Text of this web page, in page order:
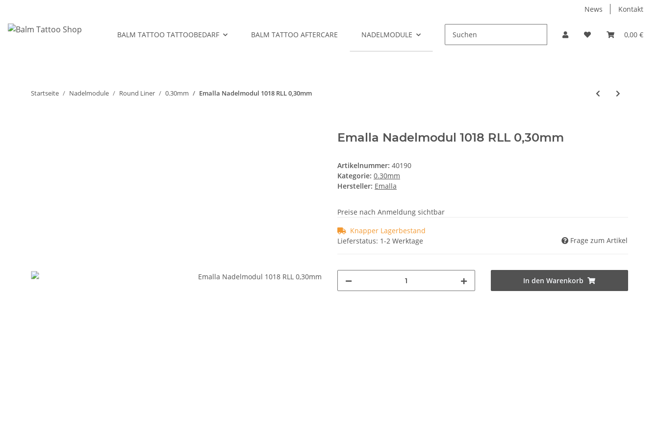
News Kontakt
0,00 €
BALM TATTOO TATTOOBEDARF BALM TATTOO AFTERCARE NADELMODULE PROMO
Startseite Nadelmodule Round Liner 0.30mm Emalla Nadelmodul 1018 RLL 0,30mm
Emalla Nadelmodul 1018 RLL 0,30mm
Artikelnummer: 40190
Kategorie: 0.30mm
Hersteller: Emalla
Preise nach Anmeldung sichtbar
Knapper Lagerbestand
Lieferstatus: 1-2 Werktage
Frage zum Artikel
In den Warenkorb